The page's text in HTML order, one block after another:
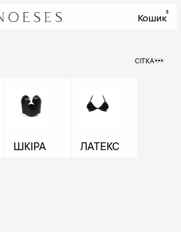
Кошик0
СІТКА
ШКІРА ЛАТЕКС